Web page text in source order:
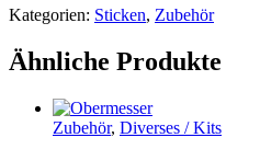
Kategorien: Sticken, Zubehör
Ähnliche Produkte
Zubehör, Diverses / Kits